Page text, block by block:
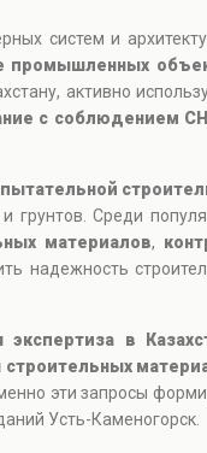
систем и
промышленных
активно
с соблюдением
грунтов. Среди
материалов,
надежность
экспертиза в
строительных
эти запросы
Усть-Каменогорск.